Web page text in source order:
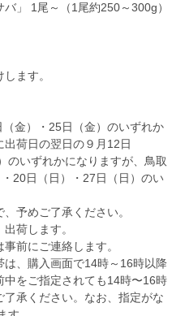
」 1尾～（1尾約250～300g）
ます。
金）・25日（金）のいずれか
荷日の翌日の９月12日
のいずれかになりますが、鳥取
20日（日）・27日（日）のい
予めご了承ください。
荷します。
前にご連絡します。
は、購入画面で14時～16時以降
をご指定されても14時〜16時
承ください。なお、指定がな